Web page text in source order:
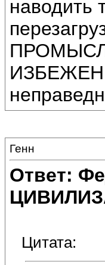
наводить
ИЗБЕЖЕН.
Генн
Ответ:
Цитата: